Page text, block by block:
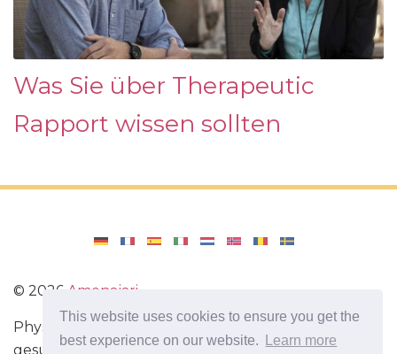
This website uses cookies to ensure you get the
best experience on our website.
Learn more
Was Sie über Therapeutic
Rapport wissen sollten
© 2026 Amenajari
Physische Übungen. Diäten und Rezepte für eine
gesunde Ernährung. Übungen für das Gehirn.